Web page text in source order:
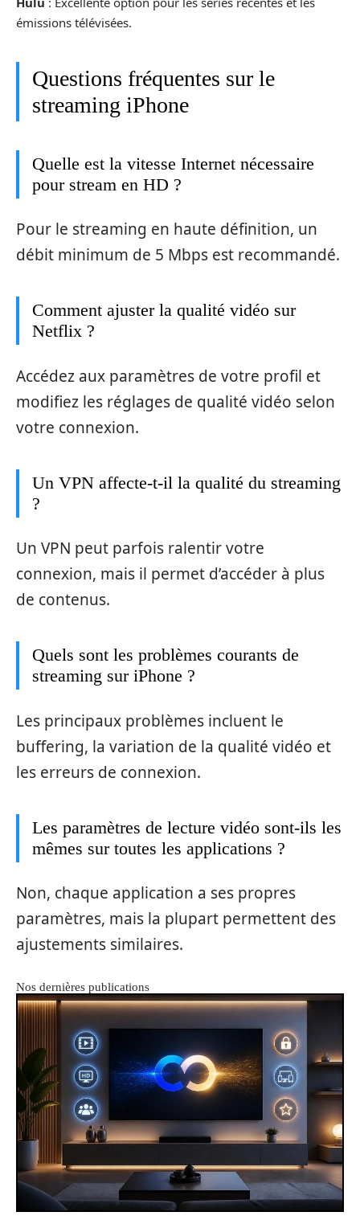
émissions télévisées.
Questions fréquentes sur le
streaming iPhone
Quelle est la vitesse Internet nécessaire
pour stream en HD ?
Pour le streaming en haute définition, un
débit minimum de 5 Mbps est recommandé.
Comment ajuster la qualité vidéo sur
Netflix ?
Accédez aux paramètres de votre profil et
modifiez les réglages de qualité vidéo selon
votre connexion.
Un VPN affecte-t-il la qualité du streaming
?
Un VPN peut parfois ralentir votre
connexion, mais il permet d’accéder à plus
de contenus.
Quels sont les problèmes courants de
streaming sur iPhone ?
Les principaux problèmes incluent le
buffering, la variation de la qualité vidéo et
les erreurs de connexion.
Les paramètres de lecture vidéo sont-ils les
mêmes sur toutes les applications ?
Non, chaque application a ses propres
paramètres, mais la plupart permettent des
ajustements similaires.
Nos dernières publications